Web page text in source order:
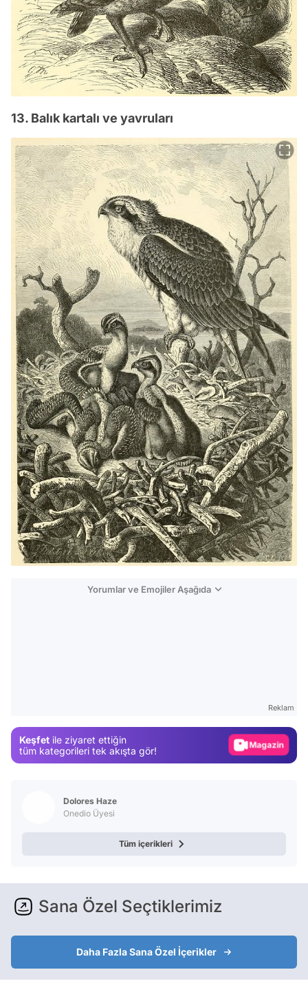
13. Balık kartalı ve yavruları
Yorumlar ve Emojiler Aşağıda
Reklam
Keşfet ile ziyaret ettiğin
tüm kategorileri tek akışta gör!
Video
Dolores Haze
Onedio Üyesi
Tüm içerikleri
Sana Özel Seçtiklerimiz
Daha Fazla Sana Özel İçerikler